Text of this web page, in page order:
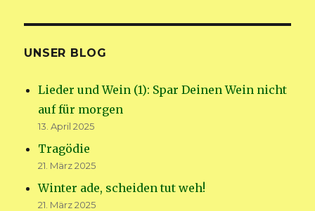
UNSER BLOG
Lieder und Wein (1): Spar Deinen Wein nicht
auf für morgen
13. April 2025
Tragödie
21. März 2025
Winter ade, scheiden tut weh!
21. März 2025